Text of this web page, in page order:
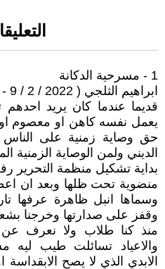
1 - مسرحية الدكانة
ابراهيم الثلجي ( 2022 / 2 / 9 - 18:36 )
قديما عندما كان يريد
يعمل نفسه كاهن او معصوم
حق وصاية زمنية على
الديني ولمن الوصاية الزمنية
بداية تشكيل منظمة التحرير
منضوية تحت ظلها وبعد ان
وسماها انبل ظاهرة عرفها
وقفز على صدارتها وخرجنا
منذ كنا طلاب ولا نعرف
والاعياد تسائلت طيب ليه
الابدي الذي لا يصح